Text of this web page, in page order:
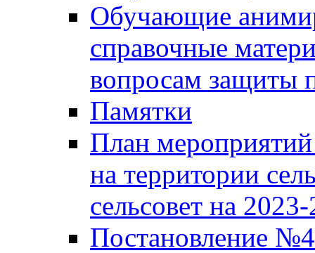
Обучающие
справочные
вопросам защиты
Памятки
План
на территории
сельсовет на
Постановление